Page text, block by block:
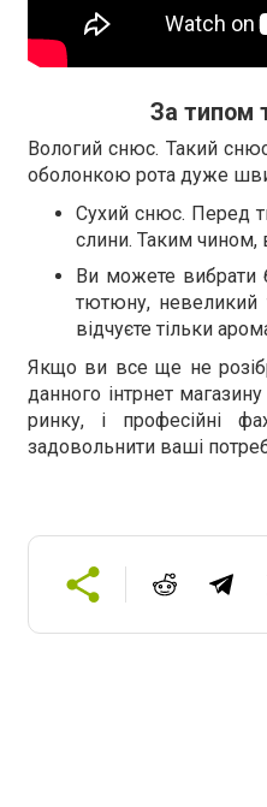
За типом
Вологий снюс. Такий
оболонкою рота дуже
Сухий снюс. Перед
слини. Таким чином,
Ви можете вибрати
тютюну,
відчуєте тільки
Якщо ви все ще не
данного інтрнет магазину
ринку, і професійні
задовольнити ваші